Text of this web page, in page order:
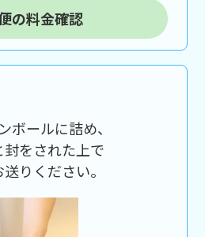
の料金確認
ボールに詰め、
封をされた上で
りください。